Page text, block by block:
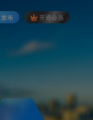
发布 开通会员